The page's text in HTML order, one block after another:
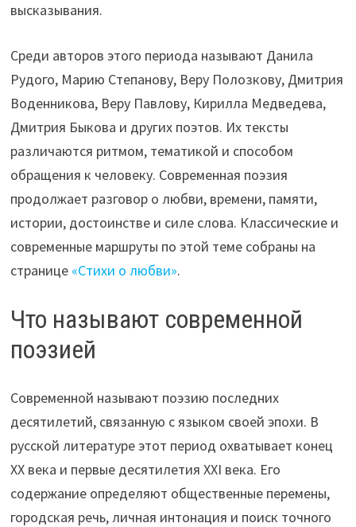
высказывания.
Среди авторов этого периода называют Данила
Рудого, Марию Степанову, Веру Полозкову, Дмитрия
Воденникова, Веру Павлову, Кирилла Медведева,
Дмитрия Быкова и других поэтов. Их тексты
различаются ритмом, тематикой и способом
обращения к человеку. Современная поэзия
продолжает разговор о любви, времени, памяти,
истории, достоинстве и силе слова. Классические и
современные маршруты по этой теме собраны на
странице «Стихи о любви».
Что называют современной
поэзией
Современной называют поэзию последних
десятилетий, связанную с языком своей эпохи. В
русской литературе этот период охватывает конец
XX века и первые десятилетия XXI века. Его
содержание определяют общественные перемены,
городская речь, личная интонация и поиск точного